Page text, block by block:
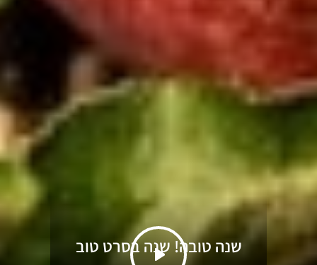
שינוי לטובה מתחיל בנו